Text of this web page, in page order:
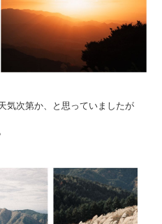
気次第か、と思っていましたが